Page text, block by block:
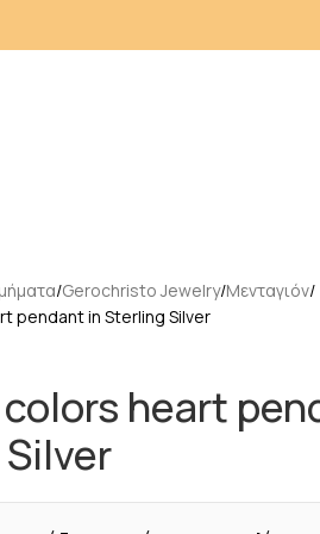
Gerochristo Jewelry Μενταγιόν
pendant in Sterling Silver
heart